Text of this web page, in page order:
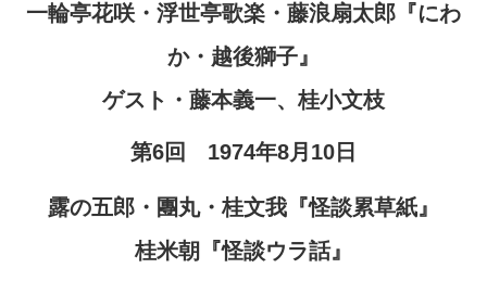
一輪亭花咲・浮世亭歌楽・藤浪扇太郎『にわ
か・越後獅子』
ゲスト・藤本義一、桂小文枝
第6回 1974年8月10日
露の五郎・團丸・桂文我『怪談累草紙』
桂米朝『怪談ウラ話』